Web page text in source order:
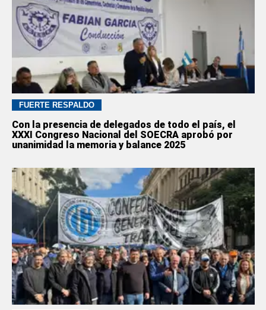
FUERTE RESPALDO
Con la presencia de delegados de todo el país, el
XXXI Congreso Nacional del SOECRA aprobó por
unanimidad la memoria y balance 2025